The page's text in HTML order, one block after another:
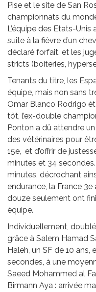
Pise et le site de San
championnats du
L’équipe des Etats-
suite à la fièvre d’un
déclaré forfait, et les
stricts (boiteries,
Tenants du titre, les
équipe, mais non sans
Omar Blanco Rodrigo
tôt, l’ex-double
Ponton a dû attendre
des vétérinaires pour
15e, et d’offrir de
minutes et 34
minutes, décrochant
endurance, la France
douze seulement ont
équipe.
Individuellement,
grâce à Salem Hamad
Haleh, un SF de 10
secondes, à une
Saeed Mohammed al
Birmann Aya : arrivée